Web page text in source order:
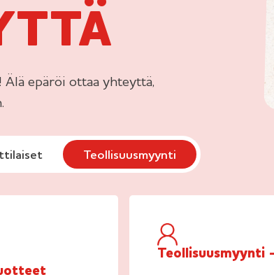
Älä epäröi ottaa yhteyttä,
Teollisuusmyynti